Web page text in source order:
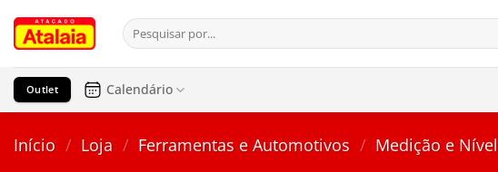
para
conteúdo
Pesquisar
por:
Outlet Calendário
Início / Loja / Ferramentas e Automotivos / Medição e Nível